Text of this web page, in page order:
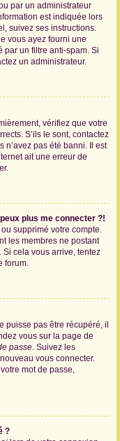
par un administrateur
est indiquée lors
suivez ses instructions.
vous ayez fourni une
par un filtre anti-spam. Si
un administrateur.
vérifiez que votre
S’ils le sont, contactez
n’avez pas été banni. Il est
ait une erreur de
plus me connecter ?!
ou supprimé votre compte.
les membres ne postant
cela vous arrive, tentez
forum.
puisse pas être récupéré, il
vous sur la page de
passe. Suivez les
vous connecter.
mot de passe,
?